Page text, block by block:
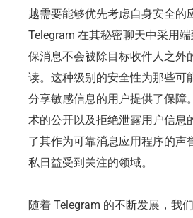
越需要能够优先考虑自身安全的
Telegram 在其秘密聊天中采用
保消息不会被除目标收件人之外
读。这种级别的安全性为那些可
分享敏感信息的用户提供了保障
术的公开以及拒绝泄露用户信息
了其作为可靠消息应用程序的声
私日益受到关注的领域。
随着 Telegram 的不断发展，我